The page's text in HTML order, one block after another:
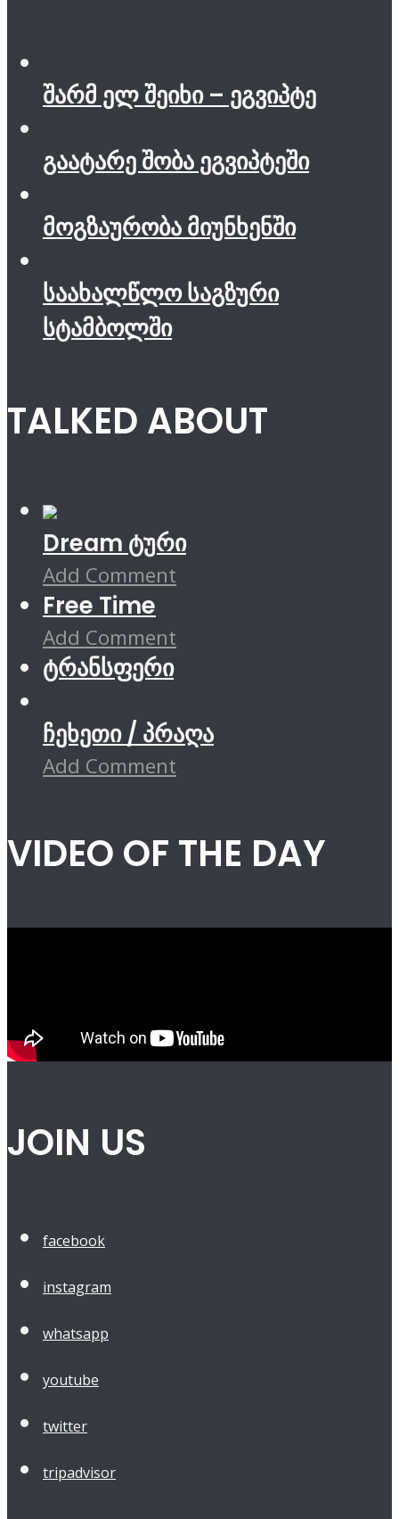
შარმ ელ შეიხი – ეგვიპტე
გაატარე შობა ეგვიპტეში
მოგზაურობა მიუნხენში
საახალწლო საგზური
სტამბოლში
TALKED ABOUT
Dream ტური
Add Comment
Free Time
Add Comment
ტრანსფერი
ჩეხეთი / პრაღა
Add Comment
VIDEO OF THE DAY
JOIN US
facebook
instagram
whatsapp
youtube
twitter
tripadvisor